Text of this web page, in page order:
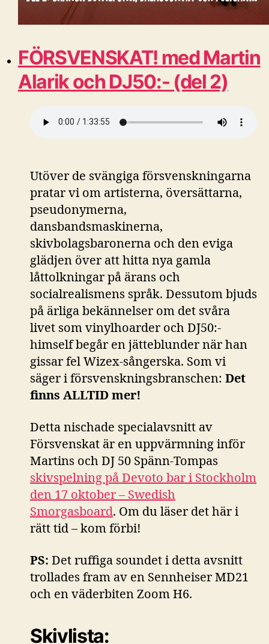
FÖRSVENSKAT! med Martin
Alarik och DJ50:- (del 2)
Utöver de svängiga försvenskningarna
pratar vi om artisterna, översättarna,
pseudonymerna,
dansbandsmaskinerna,
skivbolagsbaronerna och den eviga
glädjen över att hitta nya gamla
låttolkningar på ärans och
socialrealismens språk. Dessutom bjuds
på ärliga bekännelser om det svåra
livet som vinylhoarder och DJ50:-
himself begår en jätteblunder när han
gissar fel Wizex-sångerska. Som vi
säger i försvenskningsbranschen: Det
finns ALLTID mer!
Detta nischade specialavsnitt av
Försvenskat är en uppvärmning inför
Martins och DJ 50 Spänn-Tompas
skivspelning på Devoto bar i Stockholm
den 17 oktober – Swedish
Smorgasboard. Om du läser det här i
rätt tid – kom förbi!
PS: Det ruffiga soundet i detta avsnitt
trollades fram av en Sennheiser MD21
och en väderbiten Zoom H6.
Skivlista: